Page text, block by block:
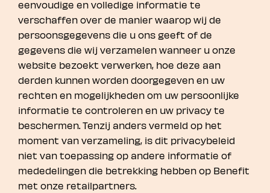
eenvoudige en volledige informatie te
verschaffen over de manier waarop wij de
persoonsgegevens die u ons geeft of de
gegevens die wij verzamelen wanneer u onze
website bezoekt verwerken, hoe deze aan
derden kunnen worden doorgegeven en uw
rechten en mogelijkheden om uw persoonlijke
informatie te controleren en uw privacy te
beschermen. Tenzij anders vermeld op het
moment van verzameling, is dit privacybeleid
niet van toepassing op andere informatie of
mededelingen die betrekking hebben op Benefit
met onze retailpartners.